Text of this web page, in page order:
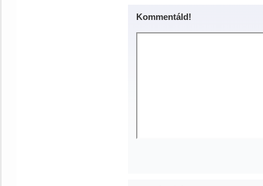
Kommentáld!